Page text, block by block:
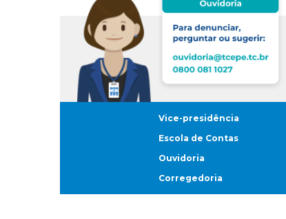
Vice-presidência
Escola de Contas
Ouvidoria
Corregedoria